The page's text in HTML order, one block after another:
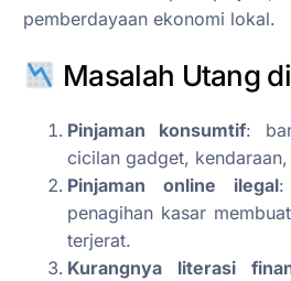
pemberdayaan ekonomi lokal.
Masalah Utang
Pinjaman konsumtif:
cicilan gadget,
Pinjaman online ilegal:
penagihan kasar
terjerat.
Kurangnya literasi